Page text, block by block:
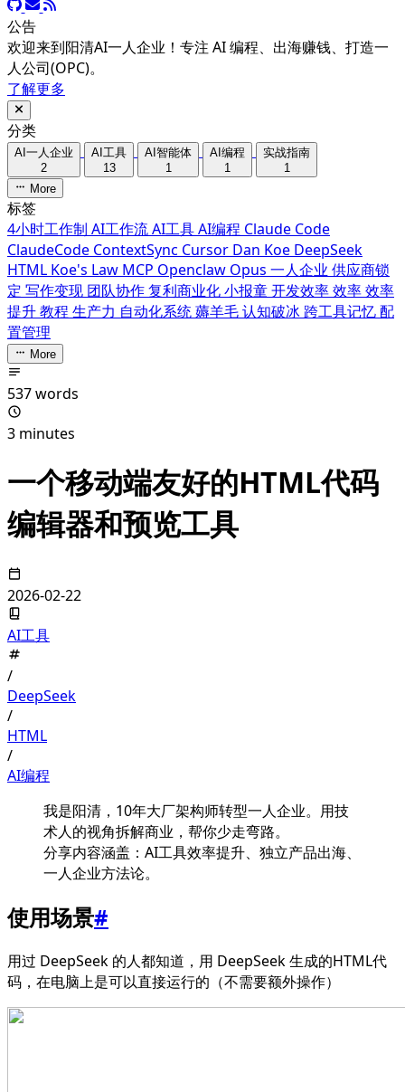
公告
欢迎来到阳清AI一人企业！专注 AI 编程、出海赚钱、打造一
人公司(OPC)。
了解更多
分类
AI一人企业
2
AI工具
13
AI智能体
1
AI编程
1
实战指南
1
More
标签
4小时工作制 AI工作流AI工具AI编程 Claude Code
ClaudeCode ContextSync Cursor Dan Koe DeepSeek
HTML Koe's Law MCP Openclaw Opus 一人企业 供应商锁
定 写作变现 团队协作复利商业化小报童开发效率效率效率
提升教程 生产力 自动化系统薅羊毛认知破冰 跨工具记忆配
置管理
More
537 words
3 minutes
一个移动端友好的HTML代码
编辑器和预览工具
2026-02-22
AI工具
/
DeepSeek
/
HTML
/
AI编程
我是阳清，10年大厂架构师转型一人企业。用技
术人的视角拆解商业，帮你少走弯路。
分享内容涵盖：AI工具效率提升、独立产品出海、
一人企业方法论。
使用场景#
用过 DeepSeek 的人都知道，用 DeepSeek 生成的HTML代
码，在电脑上是可以直接运行的（不需要额外操作）